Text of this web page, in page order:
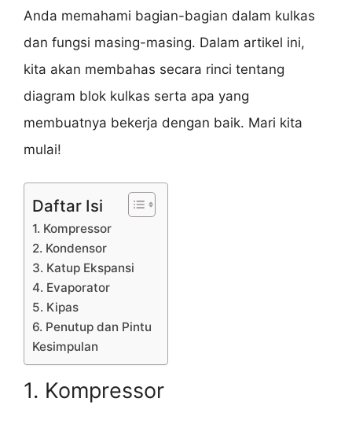
Anda memahami bagian-bagian dalam kulkas
dan fungsi masing-masing. Dalam artikel ini,
kita akan membahas secara rinci tentang
diagram blok kulkas serta apa yang
membuatnya bekerja dengan baik. Mari kita
mulai!
Daftar Isi
1. Kompressor
2. Kondensor
3. Katup Ekspansi
4. Evaporator
5. Kipas
6. Penutup dan Pintu
Kesimpulan
1. Kompressor